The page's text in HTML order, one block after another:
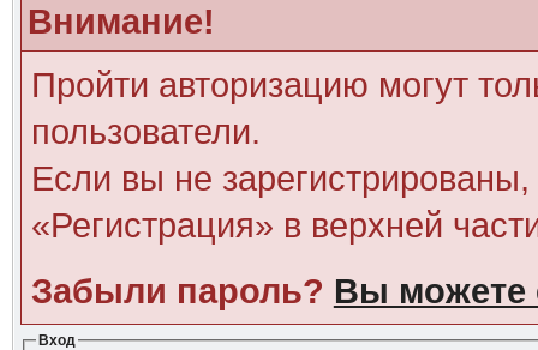
Внимание!
Пройти авторизацию могут
пользователи.
Если вы не
«Регистрация» в верхней
Забыли пароль? Вы можете
Вход